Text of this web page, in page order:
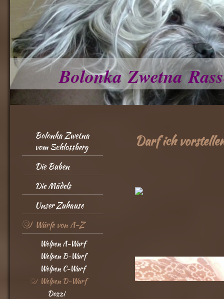
Bolonka Zwetna
Bolonka Zwetna
vom Schlossberg
Die Buben
Die Mädels
Unser Zuhause
Würfe von A-Z
Welpen A-Wurf
Welpen B-Wurf
Welpen C-Wurf
Welpen D-Wurf
Dozzi
Darf ich